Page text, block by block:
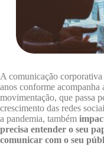
A comunicação
anos conforme acompanha
movimentação, que passa
crescimento das redes
a pandemia, também
precisa entender o seu
comunicar com o seu